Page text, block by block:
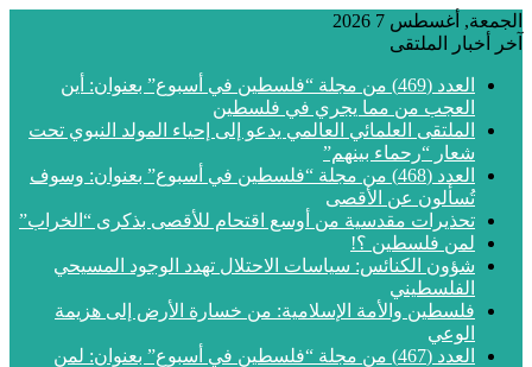
الجمعة, أغسطس 7 2026
آخر أخبار الملتقى
العدد (469) من مجلة “فلسطين في أسبوع” بعنوان: أين
العجب من مما يجري في فلسطين
الملتقى العلمائي العالمي يدعو إلى إحياء المولد النبوي تحت
شعار “رحماء بينهم”
العدد (468) من مجلة “فلسطين في أسبوع” بعنوان: وسوف
تُسألون عن الأقصى
تحذيرات مقدسية من أوسع اقتحام للأقصى بذكرى “الخراب”
لمن فلسطين ؟!
شؤون الكنائس: سياسات الاحتلال تهدد الوجود المسيحي
الفلسطيني
فلسطين والأمة الإسلامية: من خسارة الأرض إلى هزيمة
الوعي
العدد (467) من مجلة “فلسطين في أسبوع” بعنوان: لمن